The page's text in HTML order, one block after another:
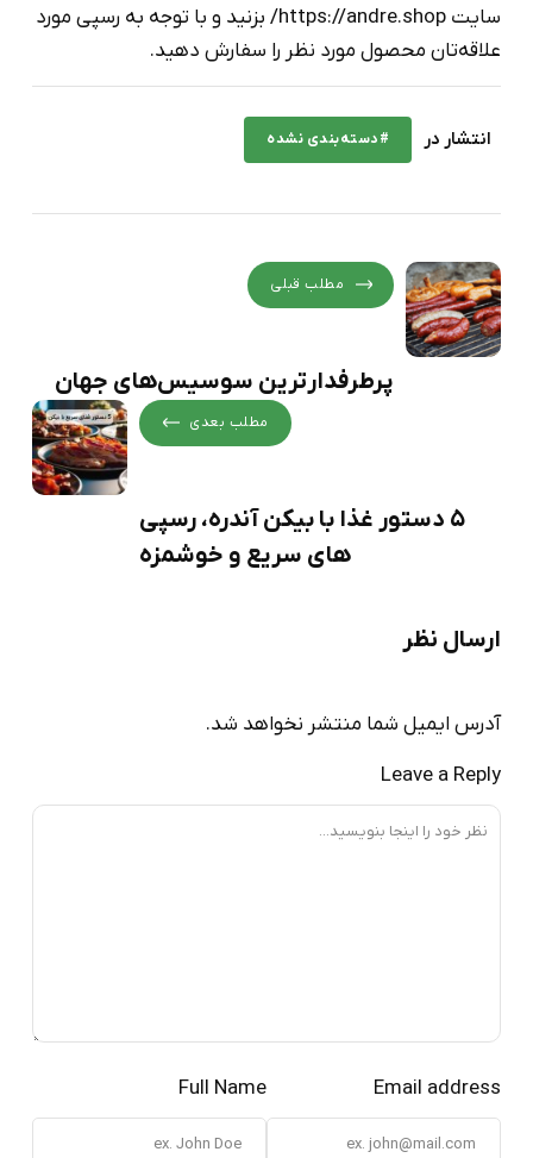
سایت https://andre.shop/ بزنید و با توجه به رسپی مورد
علاقه‌تان محصول مورد نظر را سفارش دهید.
انتشار در #دسته‌بندی نشده
مطلب قبلی
پرطرفدارترین سوسیس‌های جهان
مطلب بعدی
5 دستور غذا با بیکن آندره، رسپی
های سریع و خوشمزه
ارسال نظر
آدرس ایمیل شما منتشر نخواهد شد.
Leave a Reply
Full Name Email address